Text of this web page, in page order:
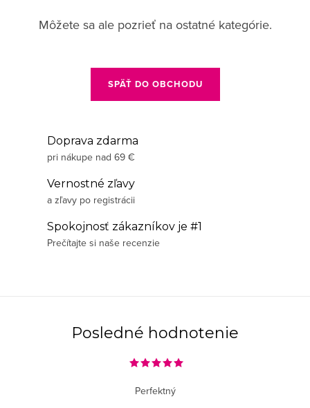
Môžete sa ale pozrieť na ostatné kategórie.
SPÄŤ DO OBCHODU
Doprava zdarma
pri nákupe nad 69 €
Vernostné zľavy
a zľavy po registrácii
Spokojnosť zákazníkov je #1
Prečítajte si naše recenzie
Posledné hodnotenie
Perfektný